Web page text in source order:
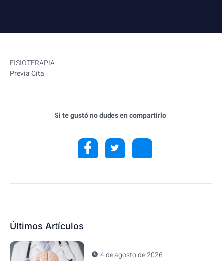
FISIOTERAPIA
Previa Cita
Si te gustó no dudes en compartirlo:
Últimos Artículos
4 de agosto de 2026